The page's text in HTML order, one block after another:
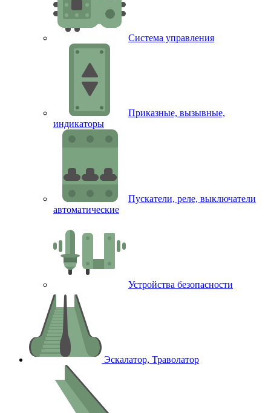
Система управления
Приказные, вызывные,
индикаторы
Пускатели, реле, выключатели
автоматические
Устройства безопасности
Эскалатор, Траволатор